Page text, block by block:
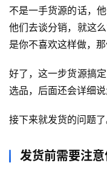
行
业
讯
眼
不是一手货源的话，
他们去谈分销，就这
是你不喜欢这样做，那
好了，这一步货源搞
选品，后面还会详细说
接下来就发货的问题了
发货前需要注意